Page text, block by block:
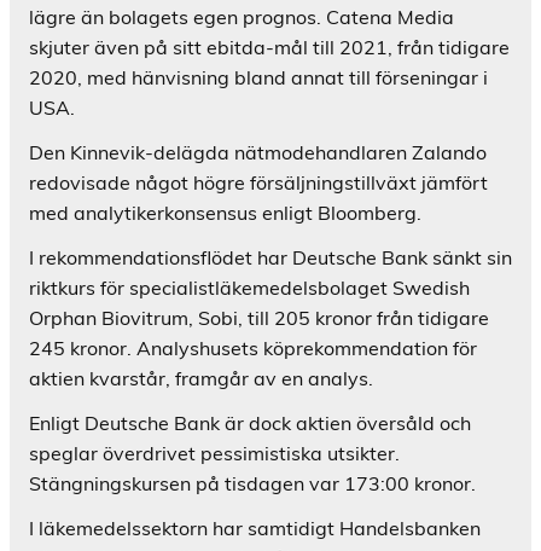
lägre än bolagets egen prognos. Catena Media
skjuter även på sitt ebitda-mål till 2021, från tidigare
2020, med hänvisning bland annat till förseningar i
USA.
Den Kinnevik-delägda nätmodehandlaren Zalando
redovisade något högre försäljningstillväxt jämfört
med analytikerkonsensus enligt Bloomberg.
I rekommendationsflödet har Deutsche Bank sänkt sin
riktkurs för specialistläkemedelsbolaget Swedish
Orphan Biovitrum, Sobi, till 205 kronor från tidigare
245 kronor. Analyshusets köprekommendation för
aktien kvarstår, framgår av en analys.
Enligt Deutsche Bank är dock aktien översåld och
speglar överdrivet pessimistiska utsikter.
Stängningskursen på tisdagen var 173:00 kronor.
I läkemedelssektorn har samtidigt Handelsbanken